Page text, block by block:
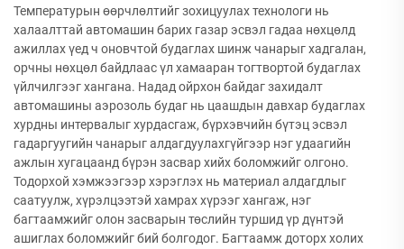
Температурын өөрчлөлтийг зохицуулах технологи нь
халаалттай автомашин барих газар эсвэл гадаа нөхцөлд
ажиллах үед ч оновчтой будаглах шинж чанарыг хадгалан,
орчны нөхцөл байдлаас үл хамааран тогтвортой будаглах
үйлчилгээг хангана. Надад ойрхон байдаг захидалт
автомашины аэрозоль будаг нь цаашдын давхар будаглах
хурдны интервалыг хурдасгаж, бүрхэвчийн бүтэц эсвэл
гадаргуугийн чанарыг алдагдуулахгүйгээр нэг удаагийн
ажлын хугацаанд бүрэн засвар хийх боломжийг олгоно.
Тодорхой хэмжээгээр хэрэглэх нь материал алдагдлыг
саатуулж, хүрэлцээтэй хамрах хүрээг хангаж, нэг
багтаамжийг олон засварын төслийн туршид үр дүнтэй
ашиглах боломжийг бий болгодог. Багтаамж доторх холих